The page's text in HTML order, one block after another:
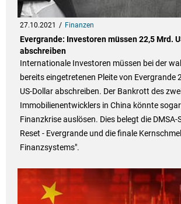
27.10.2021 Finanzen
Evergrande: Investoren müssen 22,5 Mrd.
abschreiben
Internationale Investoren müssen bei der
bereits eingetretenen Pleite von Evergrande
US-Dollar abschreiben. Der Bankrott des
Immobilienentwicklers in China könnte
Finanzkrise auslösen. Dies belegt die DMSA-
Reset - Evergrande und die finale
Finanzsystems".